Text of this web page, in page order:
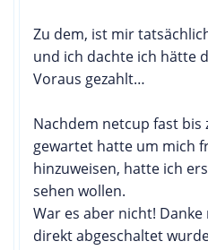
Zu dem, ist mir
und ich dachte ich hätte
Voraus gezahlt…
Nachdem netcup fast bis
gewartet hatte um mich
hinzuweisen, hatte ich
sehen wollen.
War es aber nicht!
direkt abgeschaltet